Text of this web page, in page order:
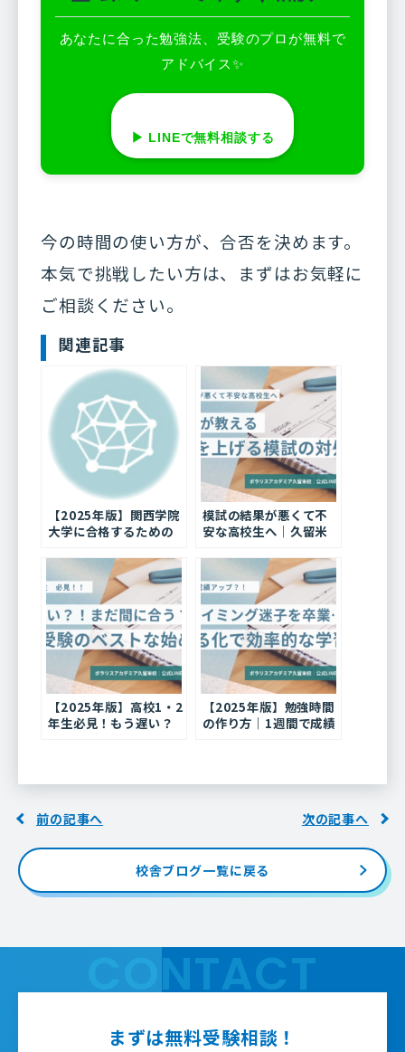
あなたに合った勉強法、受験のプロが無料で
アドバイス✨
▶︎ LINEで無料相談する
今の時間の使い方が、合否を決めます。
本気で挑戦したい方は、まずはお気軽に
ご相談ください。
関連記事
【2025年版】関西学院
大学に合格するための
📚
模試の結果が悪くて不
安な高校生へ｜久留米
【2025年版】
【2025年版】高校1・2
年生必見！もう遅い？
【2025年版】勉強時間
の作り方｜1週間で成績
前の記事へ
校舎ブログ一覧に戻る
次の記事へ
CONTACT
まずは無料受験相談！